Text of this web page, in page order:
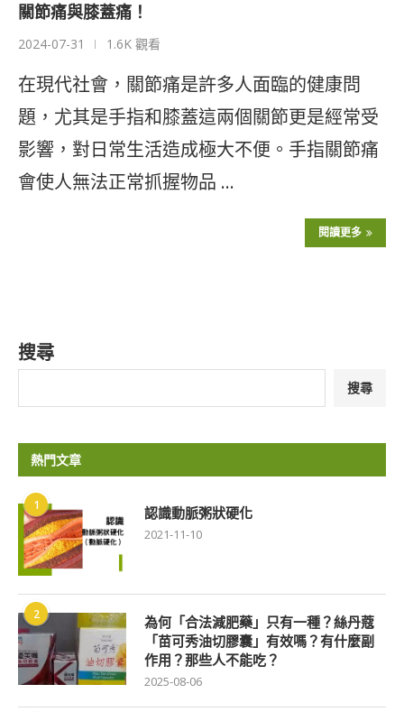
關節痛與膝蓋痛！
2024-07-31 1.6K 觀看
在現代社會，關節痛是許多人面臨的健康問
題，尤其是手指和膝蓋這兩個關節更是經常受
影響，對日常生活造成極大不便。手指關節痛
會使人無法正常抓握物品 …
閱讀更多
搜尋
搜尋
熱門文章
1 認識動脈粥狀硬化
2021-11-10
2
為何「合法減肥藥」只有一種？絲丹蔻
「苗可秀油切膠囊」有效嗎？有什麼副
作用？那些人不能吃？
2025-08-06